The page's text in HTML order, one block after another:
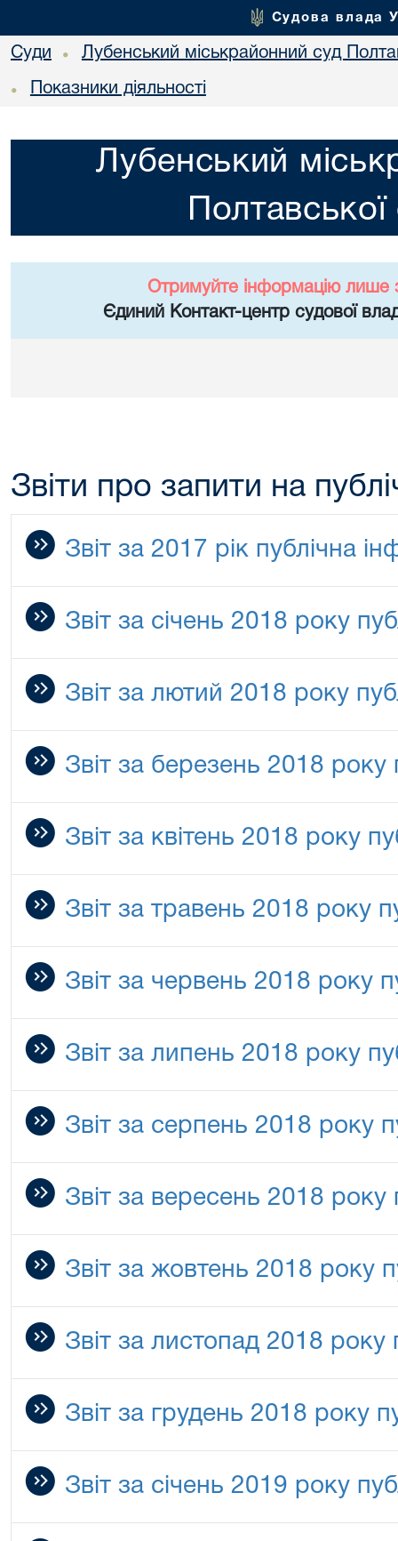
Судова влада
Суди • Лубенський міськрайонний суд
• Показники діяльності
Лубенський
Полтавської
Отримуйте інформацію лише
Єдиний Контакт-центр судової
Звіти про запити на
Звіт за 2017 рік публічна
Звіт за січень 2018 року
Звіт за лютий 2018 року
Звіт за березень 2018 року
Звіт за квітень 2018 року
Звіт за травень 2018 року
Звіт за червень 2018 року
Звіт за липень 2018 року
Звіт за серпень 2018 року
Звіт за вересень 2018 року
Звіт за жовтень 2018 року
Звіт за листопад 2018 року
Звіт за грудень 2018 року
Звіт за січень 2019 року